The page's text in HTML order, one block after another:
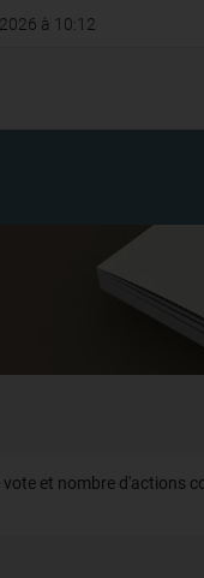
et nombre d'actions
en
Publication
à 10:12